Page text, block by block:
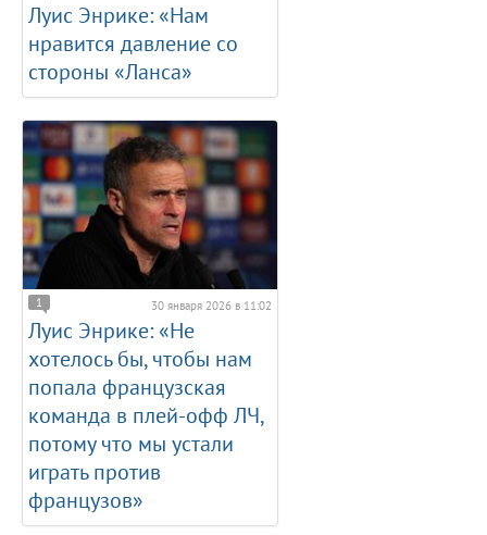
Луис Энрике: «Нам
нравится давление со
стороны «Ланса»
1 30 января 2026 в 11:02
Луис Энрике: «Не
хотелось бы, чтобы нам
попала французская
команда в плей-офф ЛЧ,
потому что мы устали
играть против
французов»